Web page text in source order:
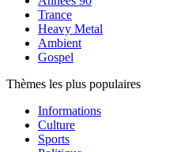
Trance
Heavy Metal
Ambient
Gospel
Thèmes les plus populaires
Informations
Culture
Sports